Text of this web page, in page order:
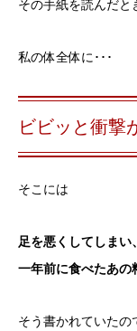
その手紙を読んだと
私の体全体に･･･
ビビッと衝撃
そこには
足を悪くしてしまい
一年前に食べたあの
そう書かれていたの